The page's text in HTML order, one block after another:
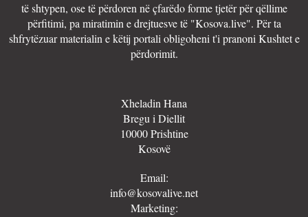
të shtypen, ose të përdoren në çfarëdo forme tjetër për qëllime
përfitimi, pa miratimin e drejtuesve të "Kosova.live". Për ta
shfrytëzuar materialin e këtij portali obligoheni t'i pranoni Kushtet e
përdorimit.
Xheladin Hana
Bregu i Diellit
10000 Prishtine
Kosovë
Email:
info@kosovalive.net
Marketing: